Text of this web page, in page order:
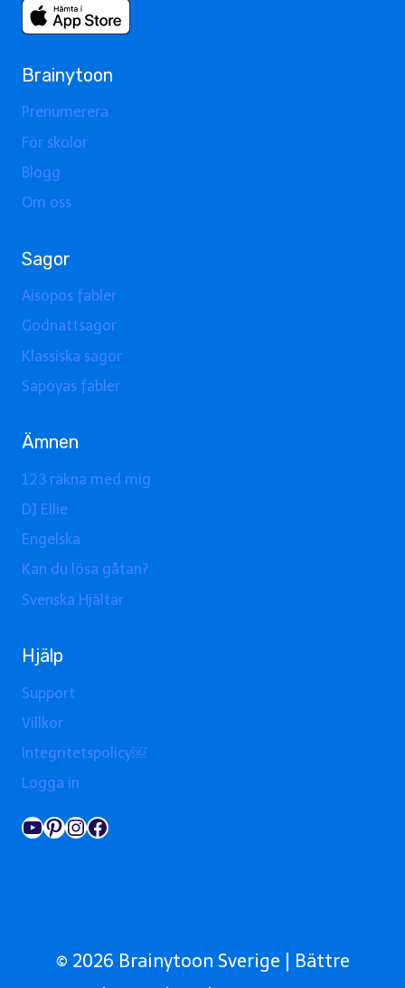
Brainytoon
Prenumerera
För skolor
Blogg
Om oss
Sagor
Aisopos fabler
Godnattsagor
Klassiska sagor
Sapoyas fabler
Ämnen
123 räkna med mig
DJ Ellie
Engelska
Kan du lösa gåtan?
Svenska Hjältar
Hjälp
Support
Villkor
Integritetspolicy￼
Logga in
YouTube
Pinterest
Instagram
Facebook
© 2026 Brainytoon Sverige | Bättre